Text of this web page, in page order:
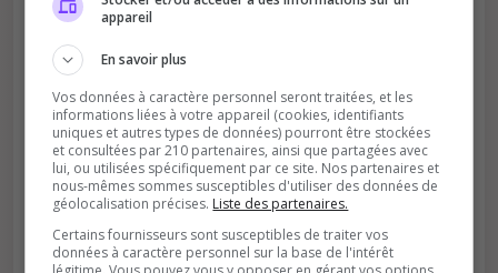
Soutient la communauté
Plus de visibilité = plus de joueurs
appareil
En savoir plus
Vos données à caractère personnel seront traitées, et les
informations liées à votre appareil (cookies, identifiants
uniques et autres types de données) pourront être stockées
et consultées par 210 partenaires, ainsi que partagées avec
lui, ou utilisées spécifiquement par ce site. Nos partenaires et
nous-mêmes sommes susceptibles d'utiliser des données de
géolocalisation précises. Liste des partenaires.
Certains fournisseurs sont susceptibles de traiter vos
données à caractère personnel sur la base de l'intérêt